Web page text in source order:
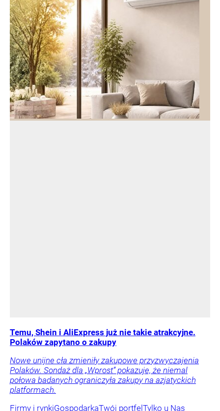
Temu, Shein i AliExpress już nie takie atrakcyjne.
Polaków zapytano o zakupy
Nowe unijne cła zmieniły zakupowe przyzwyczajenia
Polaków. Sondaż dla „Wprost” pokazuje, że niemal
połowa badanych ograniczyła zakupy na azjatyckich
platformach.
Firmy i rynkiGospodarkaTwój portfelTylko u Nas